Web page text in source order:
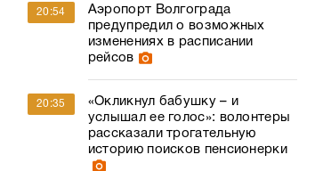
20:54
Аэропорт Волгограда
предупредил о возможных
изменениях в расписании
рейсов
20:35
«Окликнул бабушку – и
услышал ее голос»: волонтеры
рассказали трогательную
историю поисков пенсионерки